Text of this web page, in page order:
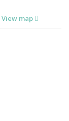
View map